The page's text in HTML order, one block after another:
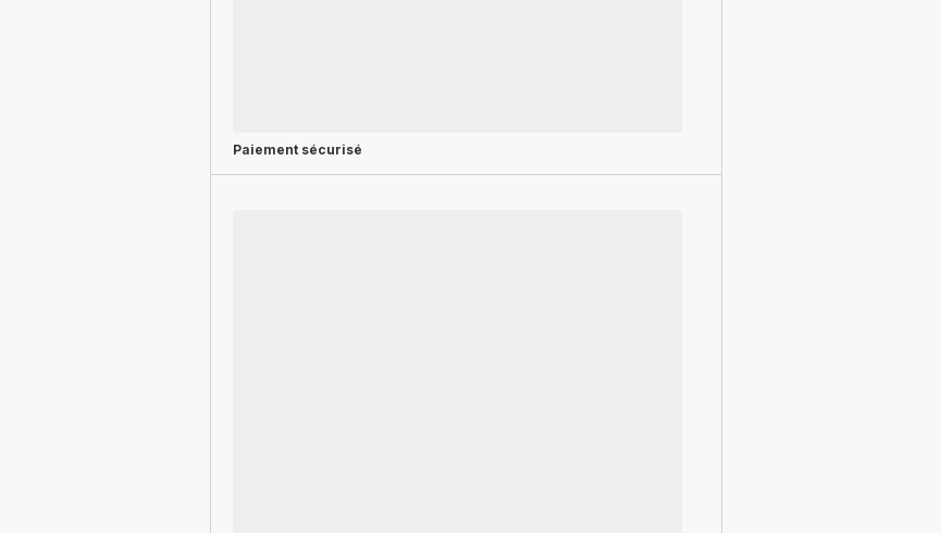
Paiement sécurisé